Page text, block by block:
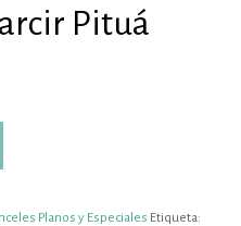
Pituá
Planos y Especiales Etiqueta: